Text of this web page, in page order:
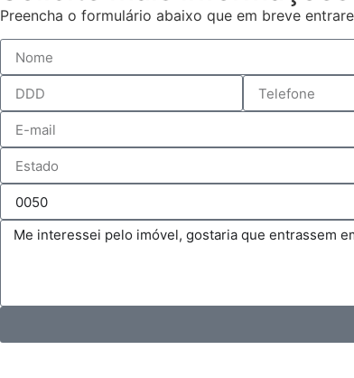
Preencha o formulário abaixo que em breve